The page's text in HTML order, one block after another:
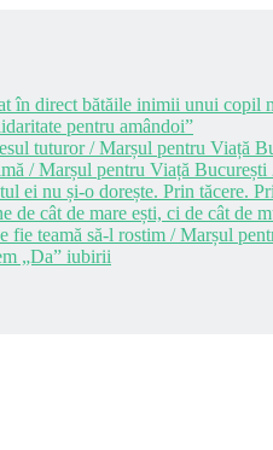
în direct bătăile inimii unui copil
pentru amândoi”
tuturor / Marșul pentru Viață
/ Marșul pentru Viață București
ei nu și-o dorește. Prin tăcere.
de cât de mare ești, ci de cât de
teamă să-l rostim / Marșul
„Da” iubirii